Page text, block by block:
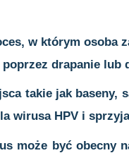
w którym osoba
poprzez drapanie
takie jak baseny,
wirusa HPV i
może być obecny